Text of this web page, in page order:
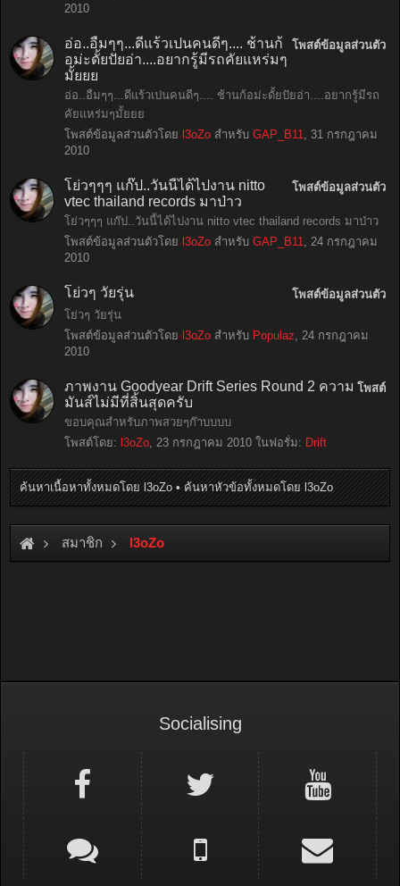
2010
โพสต์ข้อมูลส่วนตัว
อ่อ..อืมๆๆ...ดีแร้วเปนคนดีๆ.... ช้านก้
อม่ะดั้ยปัยอ่า....อยากรู้มีรถคัยแหร่มๆ
มั้ยยย
อ่อ..อืมๆๆ...ดีแร้วเปนคนดีๆ.... ช้านก้อม่ะดั้ยปัยอ่า....อยากรู้มีรถ
คัยแหร่มๆมั้ยยย
โพสต์ข้อมูลส่วนตัวโดย l3oZo สำหรับ GAP_B11, 31 กรกฎาคม
2010
โพสต์ข้อมูลส่วนตัว
โย่วๆๆๆ แก๊ป..วันนี้ได้ไปงาน nitto
vtec thailand records มาป่าว
โย่วๆๆๆ แก๊ป..วันนี้ได้ไปงาน nitto vtec thailand records มาป่าว
โพสต์ข้อมูลส่วนตัวโดย l3oZo สำหรับ GAP_B11, 24 กรกฎาคม
2010
โพสต์ข้อมูลส่วนตัว
โย่วๆ วัยรุ่น
โย่วๆ วัยรุ่น
โพสต์ข้อมูลส่วนตัวโดย l3oZo สำหรับ Populaz, 24 กรกฎาคม
2010
โพสต์
ภาพงาน Goodyear Drift Series Round 2 ความ
มันส์ไม่มีที่สิ้นสุดครับ
ขอบคุณสำหรับภาพสวยๆก๊าบบบบ
โพสต์โดย: l3oZo, 23 กรกฎาคม 2010 ในฟอรั่ม: Drift
ค้นหาเนื้อหาทั้งหมดโดย l3oZo ค้นหาหัวข้อทั้งหมดโดย l3oZo
สมาชิก l3oZo
Socialising